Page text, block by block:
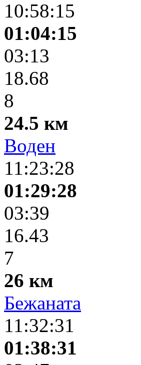
10:58:15
01:04:15
03:13
18.68
8
24.5 км
Воден
11:23:28
01:29:28
03:39
16.43
7
26 км
Бежаната
11:32:31
01:38:31